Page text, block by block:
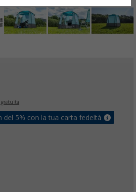
gratuita
del 5% con la tua carta fedeltà